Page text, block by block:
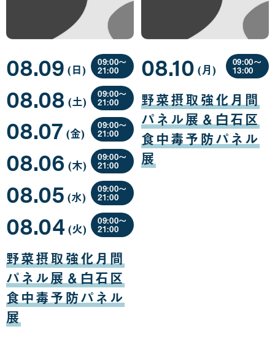
野菜摂取強化月間
パネル展＆白石区
食中毒予防パネル
展
08.04
月
04
日
(火曜
日
)
09:00〜
21:00
08.05
月
05
(水曜
日
)
09:00〜
21:00
08.06
月
06
(木曜
日
)
09:00〜
21:00
08.07
月
07
(金曜
日
)
09:00〜
21:00
08.08
月
08
(土曜
日
)
09:00〜
21:00
08.09
月
09
日
(日曜
日
)
09:00〜
21:00
野菜摂取強化月間
パネル展＆白石区
食中毒予防パネル
展
08.10
月
10
日
(月曜
日
)
09:00〜
13:00